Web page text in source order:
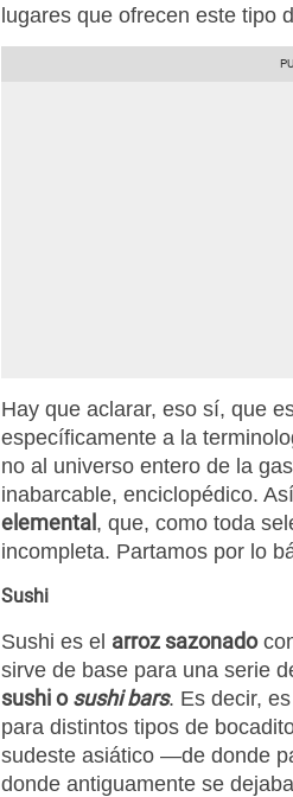
lugares que ofrecen este tipo
Hay que aclarar, eso sí, que
específicamente a la
no al universo entero de la
inabarcable, enciclopédico.
elemental , que, como toda
incompleta. Partamos por lo
Sushi
Sushi es el arroz sazonado
sirve de base para una serie
sushi osushi bars. Es decir,
para distintos tipos de
sudeste asiático —de donde
donde antiguamente se